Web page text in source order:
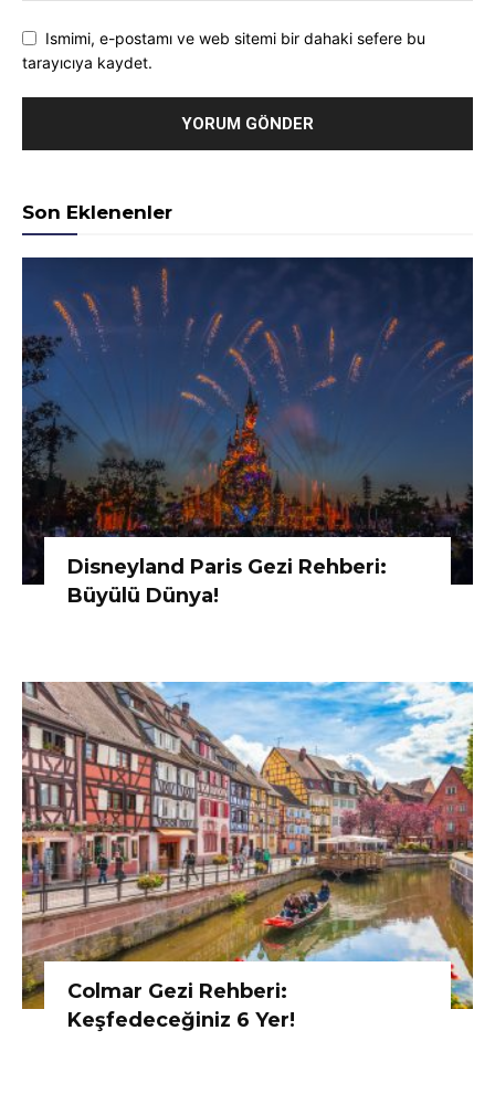
Ismimi, e-postamı ve web sitemi bir dahaki sefere bu
tarayıcıya kaydet.
Son Eklenenler
Disneyland Paris Gezi Rehberi:
Büyülü Dünya!
Colmar Gezi Rehberi:
Keşfedeceğiniz 6 Yer!